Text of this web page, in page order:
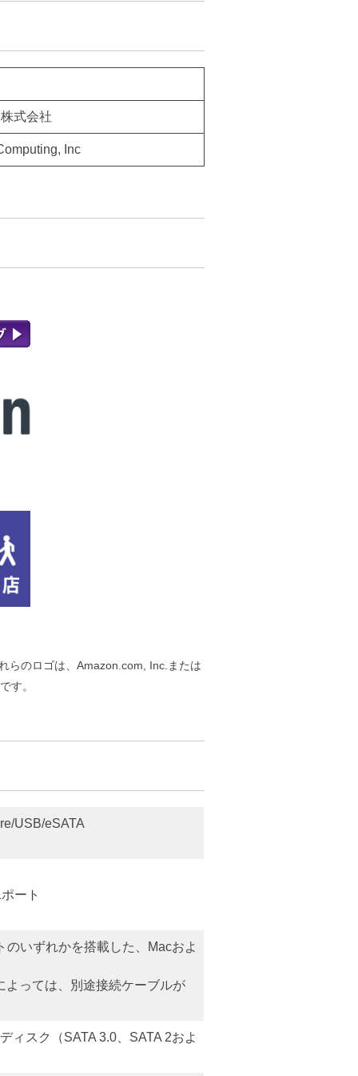
式会社
Inc
らのロゴは、Amazon.com, Inc.または
す。
USB/eSATA
ート
のいずれかを搭載した、Macおよ
っては、別途接続ケーブルが
ィスク（SATA 3.0、SATA 2およ